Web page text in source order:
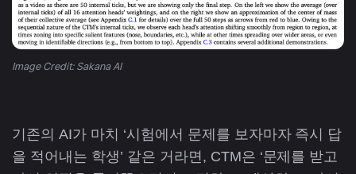
Image Credit: Sakana AI
기존의 AI가 마치 ‘시험에서 문제를 보자마자 즉시 답
을 적어내는 학생’ 같은 거라면, CTM은 ‘문제를 받고